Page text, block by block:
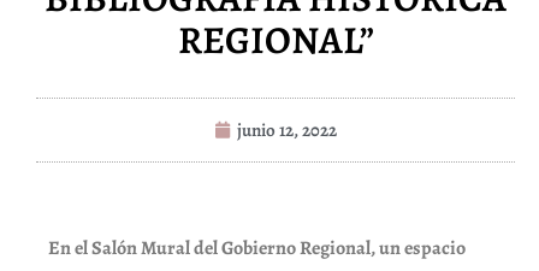
REGIONAL”
junio 12, 2022
En el Salón Mural del Gobierno Regional, un espacio